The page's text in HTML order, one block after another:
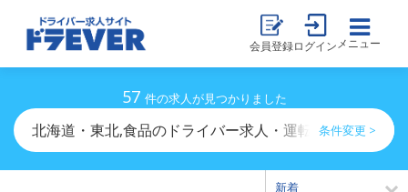
会員登録ログイン メニュー
57 件の求人が見つかりました
北海道・東北,食品のドライバー求人・運転手求人一覧
条件変更 >